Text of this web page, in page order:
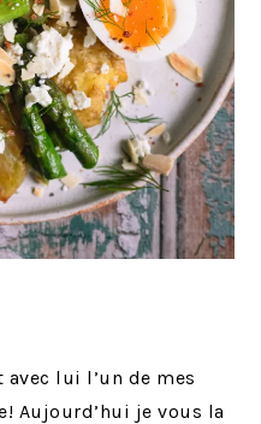
lui l’un de mes
Aujourd’hui je vous la